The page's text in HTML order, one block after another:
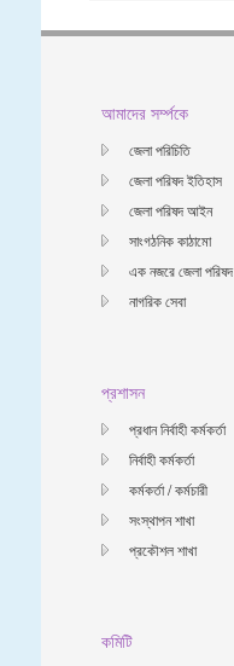
আমাদের সর্ম্পকে
জেলা পরিচিতি
জেলা পরিষদ ইতিহাস
জেলা পরিষদ আইন
সাংগঠনিক কাঠামো
এক নজরে জেলা পরিষদ
নাগরিক সেবা
প্রশাসন
প্রধান নির্বাহী কর্মকর্তা
নির্বাহী কর্মকর্তা
কর্মকর্তা / কর্মচারী
সংস্থাপন শাখা
প্রকৌশল শাখা
কমিটি